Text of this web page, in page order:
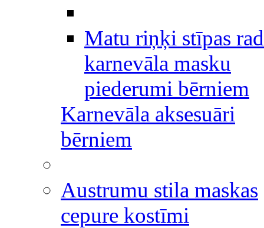
Matu riņķi stīpas
karnevāla masku
piederumi bērniem
Karnevāla aksesuāri
bērniem
Austrumu stila maskas
cepure kostīmi